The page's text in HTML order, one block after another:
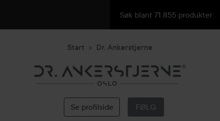
Start Dr. Ankerstjerne
Dr.
Ankerstjerne
Se profilside FØLG